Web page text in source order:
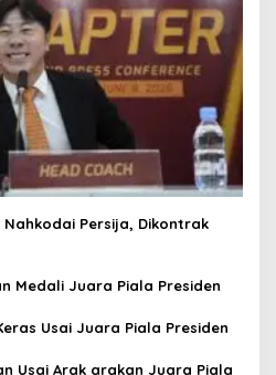
Nahkodai Persija, Dikontrak
Medali Juara Piala Presiden
Usai Juara Piala Presiden
Usai Arak arakan Juara Piala